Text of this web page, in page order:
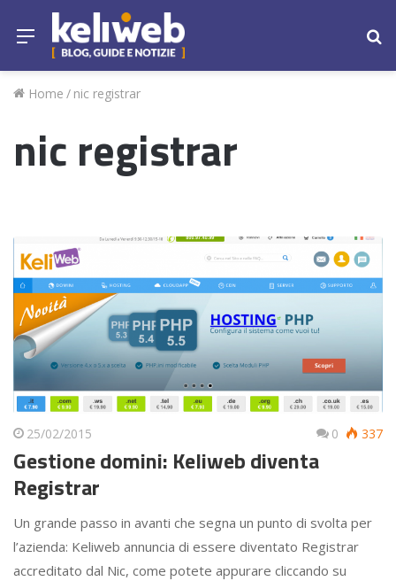
Menu
Home / nic registrar
nic registrar
25/02/2015 0 337
Gestione domini: Keliweb diventa
Registrar
Un grande passo in avanti che segna un punto di svolta per
l’azienda: Keliweb annuncia di essere diventato Registrar
accreditato dal Nic, come potete appurare cliccando su